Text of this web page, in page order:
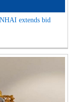
extends bid